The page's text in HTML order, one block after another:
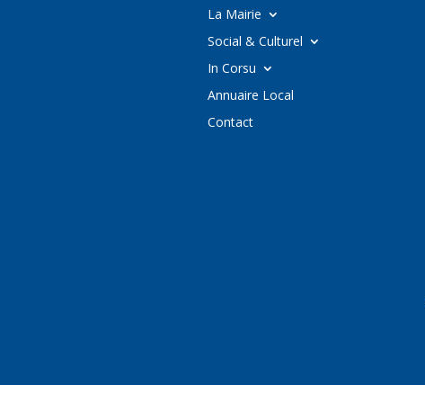
La Mairie
Social & Culturel
In Corsu
Annuaire Local
Contact